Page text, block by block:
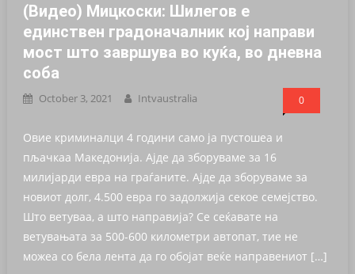
(Видео) Мицкоски: Шилегов е
единствен градоначалник кој направи
мост што завршува во куќа, во дневна
соба
October 3, 2021 Intvaustralia 0
Овие криминалци 4 години само ја пустошеа и
пљачкаа Македонија. Ајде да зборуваме за 16
милијарди евра на граѓаните. Ајде да зборуваме за
новиот долг, 4.500 евра го задолжија секое семејство.
Што ветуваа, а што направија? Се сеќавате на
ветувањата за 500-600 километри автопат, тие не
можеа со бела лента да го обојат веќе направениот […]